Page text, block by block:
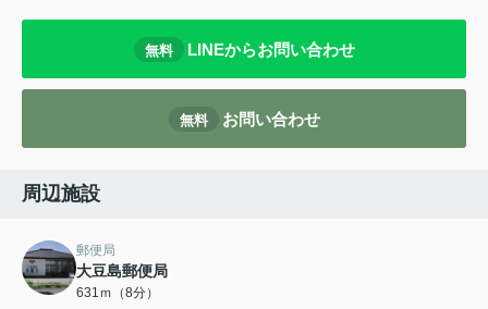
無料 LINEからお問い合わせ
無料 お問い合わせ
周辺施設
郵便局
大豆島郵便局
631ｍ（8分）